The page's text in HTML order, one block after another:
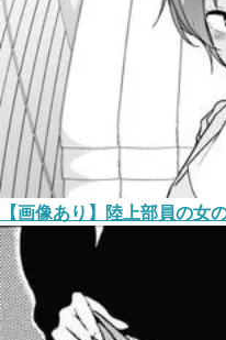
【画像あり】陸上部員の女